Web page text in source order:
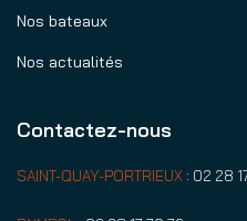
Nos bateaux
Nos actualités
Contactez-nous
SAINT-QUAY-PORTRIEUX : 02 28